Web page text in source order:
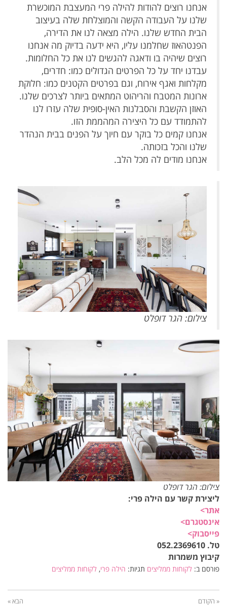
אנחנו רוצים להודות להילה פרי המעצבת המוכשרת
שלנו על העבודה הקשה והמוצלחת שלה בעיצוב
הבית החדש שלנו. הילה מצאה לנו את הדירה,
הפנטהאוז שחלמנו עליו, היא ידעה בדיוק מה אנחנו
רוצים שיהיה בו ודאגה להגשים לנו את כל החלומות.
עבדנו יחד על כל הפרטים הגדולים כמו: חדרים,
מקלחות ואגף אירוח, וגם בפרטים הקטנים כמו: חלוקת
ארונות המטבח והריהוט המתאים ביותר לצרכים שלנו.
האוזן הקשבת והסבלנות האין-סופית שלה עזרו לנו
להתמודד עם כל היצירה המהממת הזו.
אנחנו קמים כל בוקר עם חיוך על הפנים בבית הנהדר
שלנו והכל בזכותה.
אנחנו מודים לה מכל הלב.
צילום: הגר דופלט
צילום: הגר דופלט
ליצירת קשר עם הילה פרי:
אתר>
אינסטגרם>
פייסבוק>
טל. 052.2369610
קיבוץ משמרות
פורסם ב: לקוחות ממליצים תגיות: הילה פרי, לקוחות ממליצים
« הקודם הבא »